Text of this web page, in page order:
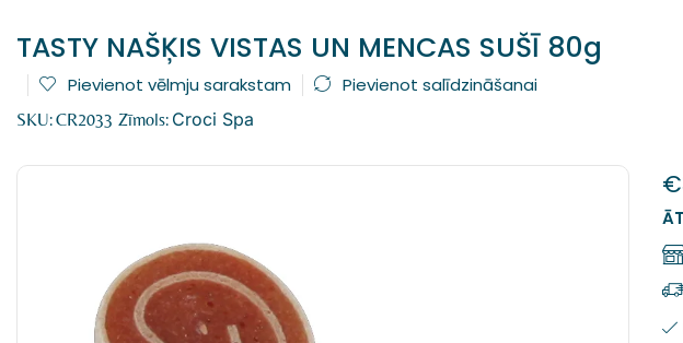
TASTY NAŠĶIS VISTAS UN MENCAS SUŠĪ 80g
Pievienot vēlmju sarakstam Pievienot salīdzināšanai
SKU:CR2033 Zīmols: Croci Spa
€